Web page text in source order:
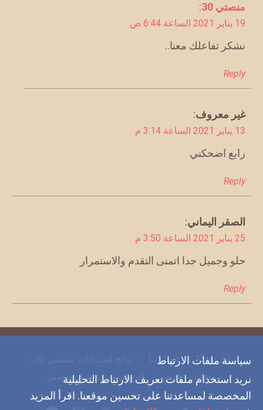
سياسة ملفات الارتباط
نريد استخدام ملفات تعريف الارتباط التحليلية
المخصصة لمساعدتنا على تحسين موقعنا. اقرأ المزيد
يقول
منصتي 30 :
19 يناير 2021 الساعة 6:44 ص
نشكر تفاعلك معنا..
Reply
يقول
غير معروف:
13 يناير 2021 الساعة 3:14 م
رايع اضحكني
Reply
يقول
الصقر اليماني:
25 يناير 2021 الساعة 3:50 م
حلو وجميل جدا اتمنى التقدم والاستمرار
Reply
من نحن؟ اتصل بنا
وظائف وفرص
الرئيسية أخبار منصتي